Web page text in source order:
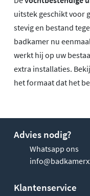
uitstek geschikt voor
stevig en bestand
badkamer nu
werkt hij op uw
extra installaties.
het formaat dat het
Advies nodig?
Whatsapp ons
Klantenservice